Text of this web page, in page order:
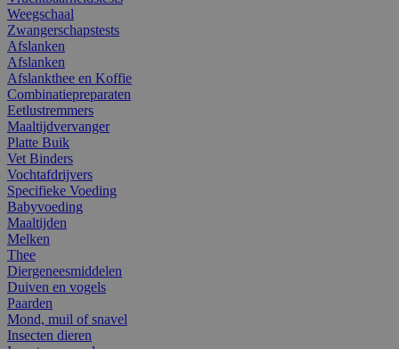
Weegschaal
Zwangerschapstests
Afslanken
Afslanken
Afslankthee en Koffie
Combinatiepreparaten
Eetlustremmers
Maaltijdvervanger
Platte Buik
Vet Binders
Vochtafdrijvers
Specifieke Voeding
Babyvoeding
Maaltijden
Melken
Thee
Diergeneesmiddelen
Duiven en vogels
Paarden
Mond, muil of snavel
Insecten dieren